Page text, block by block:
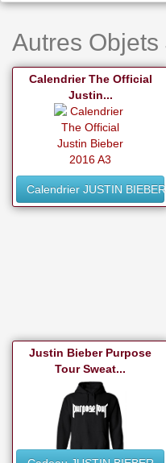
Autres
Calendrier The Official
Justin...
Calendrier JUSTIN BIEBER
Justin Bieber Purpose
Tour Sweat...